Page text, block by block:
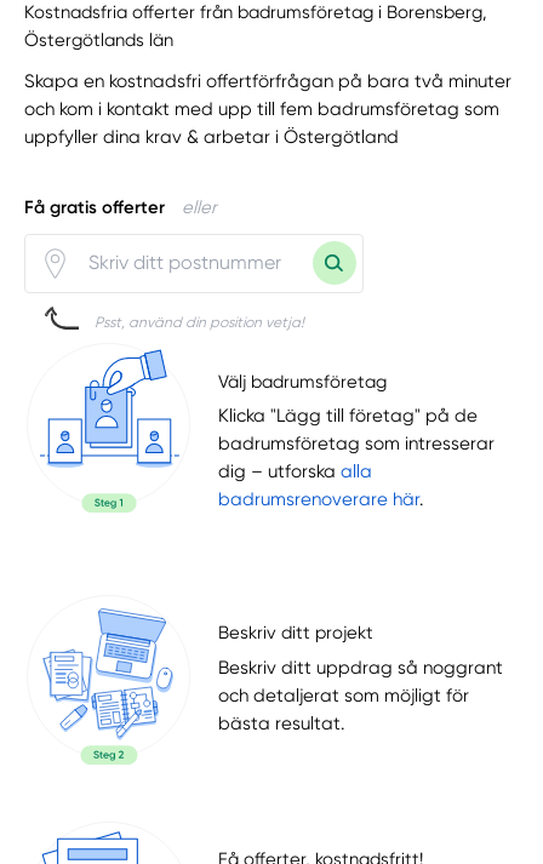
Kostnadsfria offerter från badrumsföretag i Borensberg,
Östergötlands län
Skapa en kostnadsfri offertförfrågan på bara två minuter
och kom i kontakt med upp till fem badrumsföretag som
uppfyller dina krav & arbetar i Östergötland
Få gratis offerter eller
Psst, använd din position vetja!
Välj badrumsföretag
Klicka "Lägg till företag" på de
badrumsföretag som intresserar
dig – utforskaalla
badrumsrenoverare här.
Beskriv ditt projekt
Beskriv ditt uppdrag så noggrant
och detaljerat som möjligt för
bästa resultat.
Få offerter, kostnadsfritt!